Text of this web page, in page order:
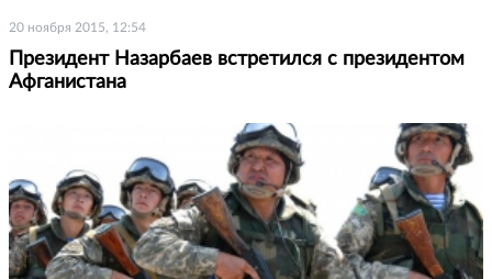
20 ноября 2015, 12:54
Президент Назарбаев встретился с президентом
Афганистана